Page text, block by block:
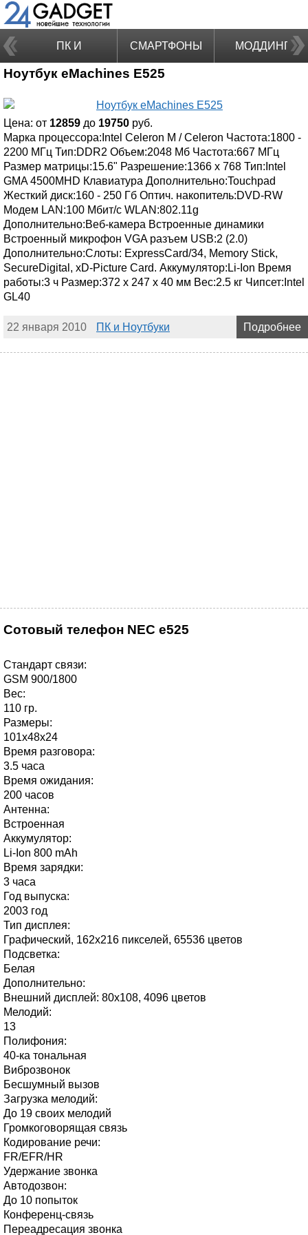
ПК И
НОУТБУКИ
СМАРТФОНЫ МОДДИНГ
Ноутбук eMachines E525
Цена: от 12859 до 19750 руб.
Марка процессора:Intel Celeron M / Celeron Частота:1800 -
2200 МГц Тип:DDR2 Объем:2048 Мб Частота:667 МГц
Размер матрицы:15.6" Разрешение:1366 x 768 Тип:Intel
GMA 4500MHD Клавиатура Дополнительно:Touchpad
Жесткий диск:160 - 250 Гб Оптич. накопитель:DVD-RW
Модем LAN:100 Мбит/с WLAN:802.11g
Дополнительно:Веб-камера Встроенные динамики
Встроенный микрофон VGA разъем USB:2 (2.0)
Дополнительно:Слоты: ExpressCard/34, Memory Stick,
SecureDigital, xD-Picture Card. Аккумулятор:Li-Ion Время
работы:3 ч Размер:372 x 247 x 40 мм Вес:2.5 кг Чипсет:Intel
GL40
22 января 2010 ПК и Ноутбуки Подробнее
Сотовый телефон NEC e525
Стандарт связи:
GSM 900/1800
Вес:
110 гр.
Размеры:
101х48х24
Время разговора:
3.5 часа
Время ожидания:
200 часов
Антенна:
Встроенная
Аккумулятор:
Li-Ion 800 mAh
Время зарядки:
3 часа
Год выпуска:
2003 год
Тип дисплея:
Графический, 162x216 пикселей, 65536 цветов
Подсветка:
Белая
Дополнительно:
Внешний дисплей: 80x108, 4096 цветов
Мелодий:
13
Полифония:
40-ка тональная
Виброзвонок
Бесшумный вызов
Загрузка мелодий:
До 19 своих мелодий
Громкоговорящая связь
Кодирование речи:
FR/EFR/HR
Удержание звонка
Автодозвон:
До 10 попыток
Конференц-связь
Переадресация звонка